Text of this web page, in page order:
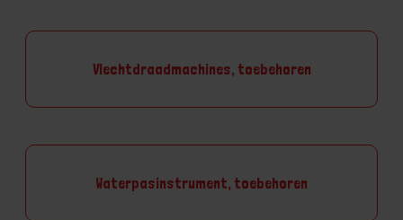
Vlechtdraadmachines, toebehoren
Waterpasinstrument, toebehoren